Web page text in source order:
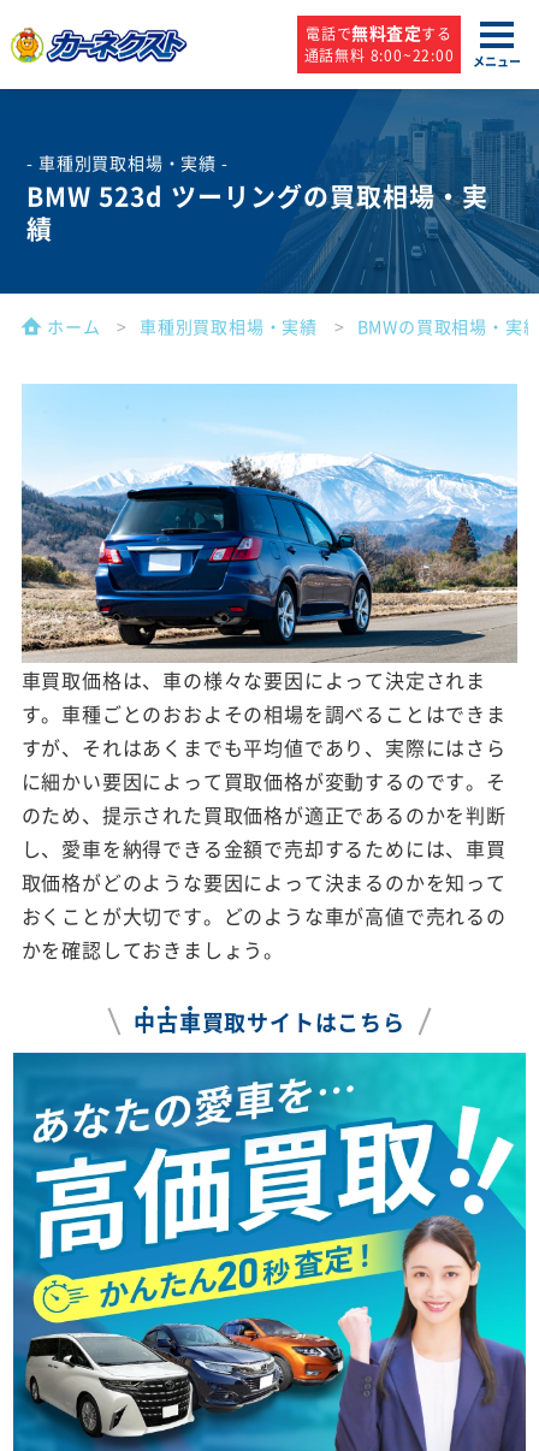
電話で無料査定する
通話無料 8:00~22:00
メニュー
- 車種別買取相場・実績 -
BMW 523d ツーリングの買取相場・実
績
ホーム 車種別買取相場・実績 BMWの買取相場・実
車買取価格は、車の様々な要因によって決定されま
す。車種ごとのおおよその相場を調べることはできま
すが、それはあくまでも平均値であり、実際にはさら
に細かい要因によって買取価格が変動するのです。そ
のため、提示された買取価格が適正であるのかを判断
し、愛車を納得できる金額で売却するためには、車買
取価格がどのような要因によって決まるのかを知って
おくことが大切です。どのような車が高値で売れるの
かを確認しておきましょう。
中古車買取サイトはこちら